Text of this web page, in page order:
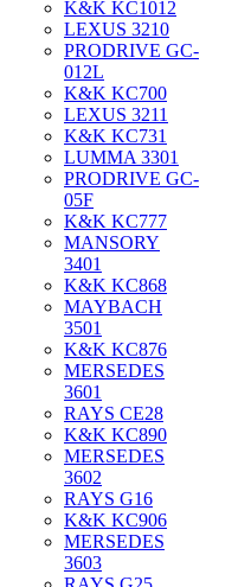
K&K KC1012
LEXUS 3210
PRODRIVE GC-
012L
K&K KC700
LEXUS 3211
K&K KC731
LUMMA 3301
PRODRIVE GC-
05F
K&K KC777
MANSORY
3401
K&K KC868
MAYBACH
3501
K&K KC876
MERSEDES
3601
RAYS CE28
K&K KC890
MERSEDES
3602
RAYS G16
K&K KC906
MERSEDES
3603